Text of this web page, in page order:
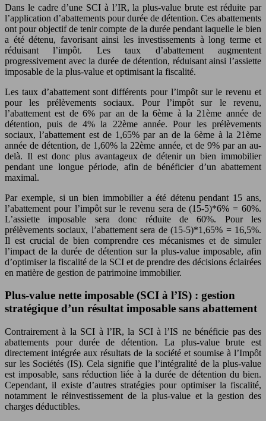
Dans le cadre d’une SCI à l’IR, la plus-value brute est réduite par
l’application d’abattements pour durée de détention. Ces abattements
ont pour objectif de tenir compte de la durée pendant laquelle le bien
a été détenu, favorisant ainsi les investissements à long terme et
réduisant l’impôt. Les taux d’abattement augmentent
progressivement avec la durée de détention, réduisant ainsi l’assiette
imposable de la plus-value et optimisant la fiscalité.
Les taux d’abattement sont différents pour l’impôt sur le revenu et
pour les prélèvements sociaux. Pour l’impôt sur le revenu,
l’abattement est de 6% par an de la 6ème à la 21ème année de
détention, puis de 4% la 22ème année. Pour les prélèvements
sociaux, l’abattement est de 1,65% par an de la 6ème à la 21ème
année de détention, de 1,60% la 22ème année, et de 9% par an au-
delà. Il est donc plus avantageux de détenir un bien immobilier
pendant une longue période, afin de bénéficier d’un abattement
maximal.
Par exemple, si un bien immobilier a été détenu pendant 15 ans,
l’abattement pour l’impôt sur le revenu sera de (15-5)*6% = 60%.
L’assiette imposable sera donc réduite de 60%. Pour les
prélèvements sociaux, l’abattement sera de (15-5)*1,65% = 16,5%.
Il est crucial de bien comprendre ces mécanismes et de simuler
l’impact de la durée de détention sur la plus-value imposable, afin
d’optimiser la fiscalité de la SCI et de prendre des décisions éclairées
en matière de gestion de patrimoine immobilier.
Plus-value nette imposable (SCI à l’IS) : gestion
stratégique d’un résultat imposable sans abattement
Contrairement à la SCI à l’IR, la SCI à l’IS ne bénéficie pas des
abattements pour durée de détention. La plus-value brute est
directement intégrée aux résultats de la société et soumise à l’Impôt
sur les Sociétés (IS). Cela signifie que l’intégralité de la plus-value
est imposable, sans réduction liée à la durée de détention du bien.
Cependant, il existe d’autres stratégies pour optimiser la fiscalité,
notamment le réinvestissement de la plus-value et la gestion des
charges déductibles.